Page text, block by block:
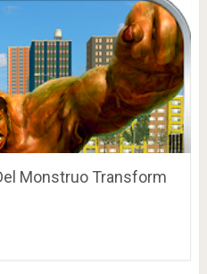
Monstruo Transform